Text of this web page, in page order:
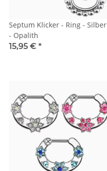
Septum Klicker - Ring - Silber
- Opalith
15,95 € *